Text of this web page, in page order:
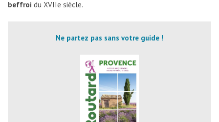
beffroi du XVIIe siècle.
Ne partez pas sans votre guide !